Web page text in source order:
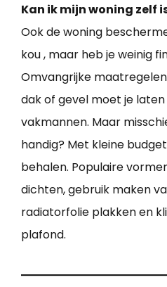
Kan ik mijn woning zelf
Ook de woning
kou , maar heb je weinig
Omvangrijke
dak of gevel moet je
vakmannen. Maar
handig? Met kleine
behalen. Populaire
dichten, gebruik maken
radiatorfolie plakken en
plafond.